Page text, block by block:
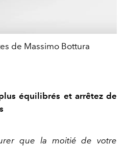
de Massimo Bottura
équilibrés et arrêtez de
que la moitié de votre